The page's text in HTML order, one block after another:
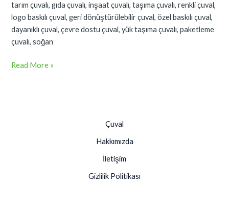
tarım çuvalı, gıda çuvalı, inşaat çuvalı, taşıma çuvalı, renkli çuval,
logo baskılı çuval, geri dönüştürülebilir çuval, özel baskılı çuval,
dayanıklı çuval, çevre dostu çuval, yük taşıma çuvalı, paketleme
çuvalı, soğan
Read More »
Çuval
Hakkımızda
İletişim
Gizlilik Politikası